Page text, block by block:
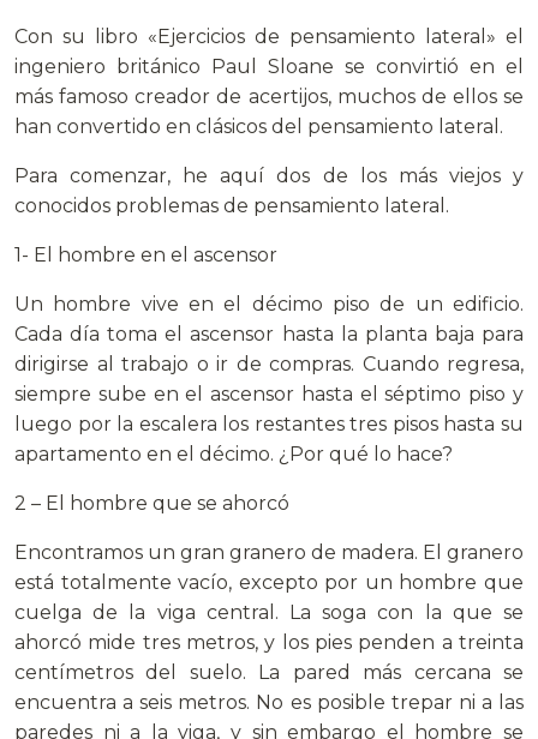
Con su libro «Ejercicios de pensamiento lateral» el
ingeniero británico Paul Sloane se convirtió en el
más famoso creador de acertijos, muchos de ellos se
han convertido en clásicos del pensamiento lateral.
Para comenzar, he aquí dos de los más viejos y
conocidos problemas de pensamiento lateral.
1- El hombre en el ascensor
Un hombre vive en el décimo piso de un edificio.
Cada día toma el ascensor hasta la planta baja para
dirigirse al trabajo o ir de compras. Cuando regresa,
siempre sube en el ascensor hasta el séptimo piso y
luego por la escalera los restantes tres pisos hasta su
apartamento en el décimo. ¿Por qué lo hace?
2 – El hombre que se ahorcó
Encontramos un gran granero de madera. El granero
está totalmente vacío, excepto por un hombre que
cuelga de la viga central. La soga con la que se
ahorcó mide tres metros, y los pies penden a treinta
centímetros del suelo. La pared más cercana se
encuentra a seis metros. No es posible trepar ni a las
paredes ni a la viga, y sin embargo el hombre se